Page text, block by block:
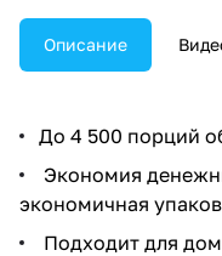
Описание
До 4 500 порций
Экономия
экономичная
Подходит для